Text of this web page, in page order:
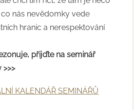
nás nevědomky vede
hranic a nerespektování
přijďte na seminář
KALENDÁŘ SEMINÁŘŮ